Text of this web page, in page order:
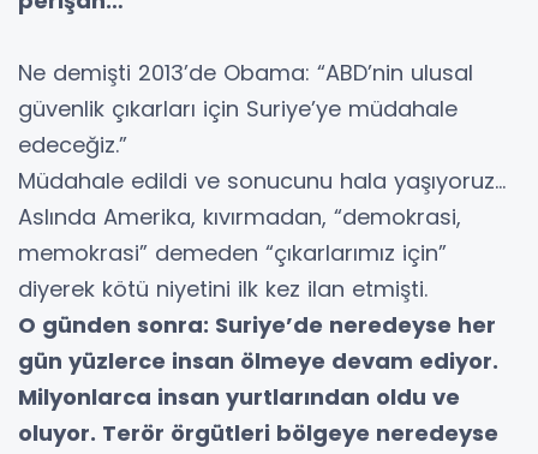
Ne demişti 2013’de Obama: “ABD’nin ulusal
güvenlik çıkarları için Suriye’ye müdahale
edeceğiz.”
Müdahale edildi ve sonucunu hala yaşıyoruz…
Aslında Amerika, kıvırmadan, “demokrasi,
memokrasi” demeden “çıkarlarımız için”
diyerek kötü niyetini ilk kez ilan etmişti.
O günden sonra: Suriye’de neredeyse her
gün yüzlerce insan ölmeye devam ediyor.
Milyonlarca insan yurtlarından oldu ve
oluyor. Terör örgütleri bölgeye neredeyse